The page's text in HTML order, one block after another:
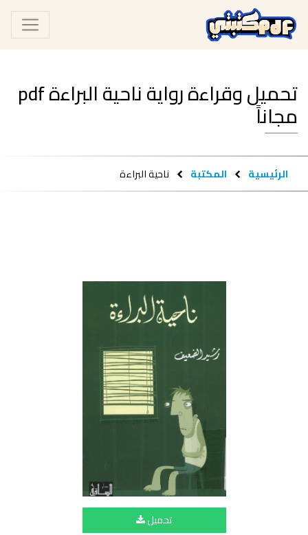
تحميل وقراءة رواية ناحية البراءة pdf
مجاناً
الرئيسية المكتبة ناحية البراءة
تحميل